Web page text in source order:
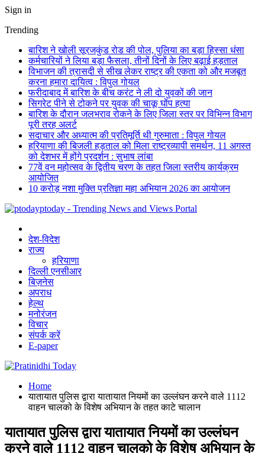
Sign in
Trending
बारिश ने खोली सूरजकुंड रोड की पोल, पुलिया का बड़ा हिस्सा धंसा
कर्मचारियों ने लिया बड़ा फैसला, तीनों दिनों के लिए बढ़ाई हड़ताल
विभाजन की त्रासदी से सीख लेकर राष्ट्र की एकता को और मजबूत
करना हमारा दायित्व : विपुल गोयल
फरीदाबाद में बारिश के बीच करंट ने ली दो युवकों की जान
सिगरेट पीने से टोकने पर युवक की चाकू घोंप हत्या
बारिश के दौरान जलभराव रोकने के लिए जिला स्तर पर विभिन्न विभाग
पूरी तरह अलर्ट
सदाचार और अध्यात्म की प्रतिमूर्ति थी गुरुमाता : विपुल गोयल
हरियाणा की बिजली हड़ताल को मिला राष्ट्रव्यापी समर्थन, 11 अगस्त
को देशभर में होंगे प्रदर्शन : सुभाष लांबा
77वें वन महोत्सव के द्वितीय चरण के तहत जिला स्तरीय कार्यक्रम
आयोजित
10 करोड़ नशा मुक्ति प्रतिज्ञा महा अभियान 2026 का आयोजन
ptoday - Trending News and Views Portal
देश-विदेश
राज्य
हरियाणा
दिल्ली एनसीआर
बिज़नेस
अपराध
हेल्थ
मनोरंजन
विचार
संपर्क करें
E-paper
Home
यातायात पुलिस द्वारा यातायात नियमों का उल्लंघन करने वाले 1112
वाहन चालको के विशेष अभियान के तहत काटे चालान
यातायात पुलिस द्वारा यातायात नियमों का उल्लंघन
करने वाले 1112 वाहन चालको के विशेष अभियान के